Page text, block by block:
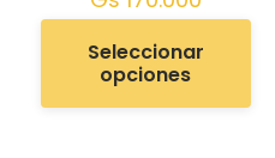
Seleccionar
opciones